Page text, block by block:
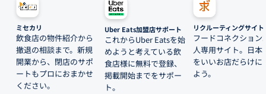
ミセカリ
飲食店の物件紹介から
撤退の相談まで。新規
開業から、閉店のサポ
ートもプロにおまかせ
ください。
Uber Eats加盟店サポート
これからUber Eatsを始
めようと考えている飲
食店様に無料で登録、
掲載開始までをサポー
ト。
リクルーティングサイト
フードコネクション
人専用サイト。日本
をいいお店だらけに
よう。